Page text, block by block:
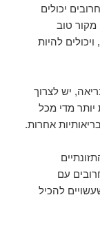
יכולים
טוב
ויכולים להיות
יש לצרוך
מדי מכל
אחרות.
עם
להכיל